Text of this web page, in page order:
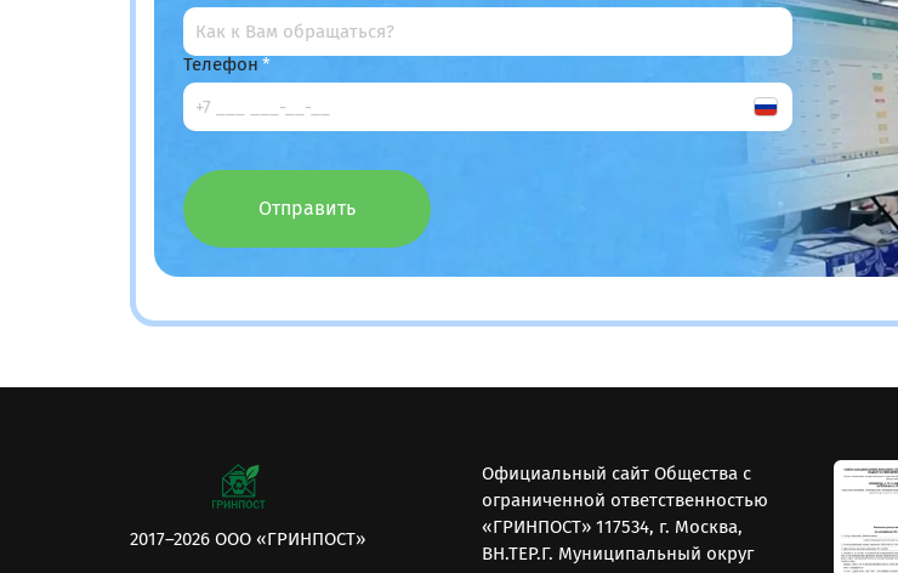
Телефон
Отправить
2017–2026 ООО «ГРИНПОСТ»
Официальный сайт Общества с
ограниченной ответственностью
«ГРИНПОСТ» 117534, г. Москва,
ВН.ТЕР.Г. Муниципальный округ